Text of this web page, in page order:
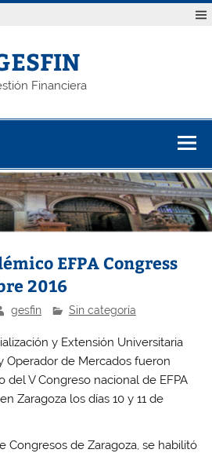
Financiera
EFPA Congress
2016
gesfin Sin categoría
y Extensión Universitaria
Operador de Mercados fueron
del V Congreso nacional de EFPA
Zaragoza los días 10 y 11 de
Congresos de Zaragoza, se habilitó